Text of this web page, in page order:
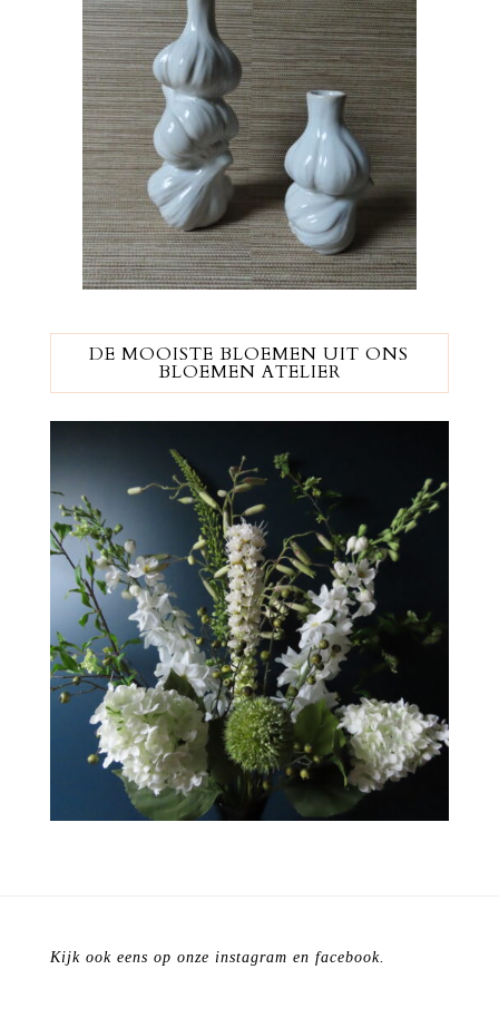
DE MOOISTE BLOEMEN UIT ONS
BLOEMEN ATELIER
Kijk ook eens op onze instagram en facebook.